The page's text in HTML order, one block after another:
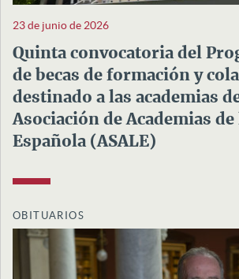
23 de junio de 2026
Quinta convocatoria del
de becas de formación y
destinado a las academias
Asociación de Academias de
Española (ASALE)
OBITUARIOS